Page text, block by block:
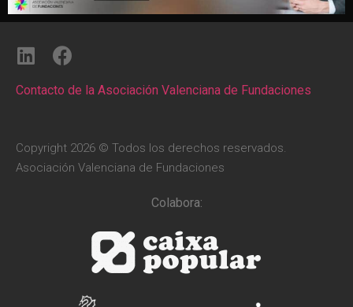
Contacto de la Asociación Valenciana de Fundaciones
Copyright 2026 © Todos los derechos reservados.
Asociación Valenciana de Fundaciones
Colabora: